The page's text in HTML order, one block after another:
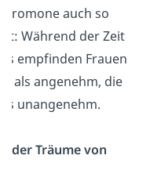
auch so
Während der Zeit
empfinden Frauen
als angenehm, die
unangenehm.
der Träume von